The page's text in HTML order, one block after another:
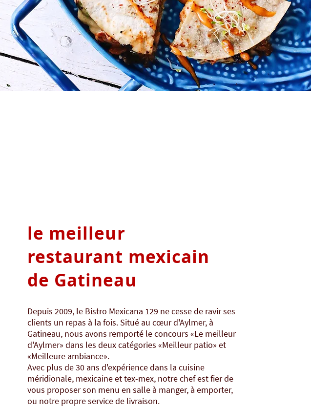
le meilleur
restaurant mexicain
de Gatineau
Depuis 2009, le Bistro Mexicana 129 ne cesse de ravir ses
clients un repas à la fois. Situé au cœur d'Aylmer, à
Gatineau, nous avons remporté le concours «Le meilleur
d'Aylmer» dans les deux catégories «Meilleur patio» et
«Meilleure ambiance».
Avec plus de 30 ans d'expérience dans la cuisine
méridionale, mexicaine et tex-mex, notre chef est fier de
vous proposer son menu en salle à manger, à emporter,
ou notre propre service de livraison.